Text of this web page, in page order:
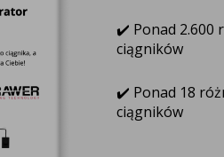
✔️ Ponad 2.600
ciągników
✔️ Ponad 18
ciągników